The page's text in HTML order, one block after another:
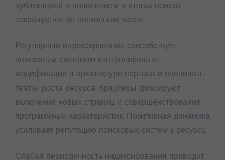
публикацией и появлением в итогах поиска
сокращается до нескольких часов.
Регулярный индексирование способствует
поисковым системам контролировать
модификации в архитектуре портала и оценивать
темпы роста ресурса. Краулеры фиксируют
включение новых страниц и совершенствование
программных характеристик. Позитивная динамика
усиливает репутацию поисковых систем к ресурсу.
Слабая периодичность индексирования приводит